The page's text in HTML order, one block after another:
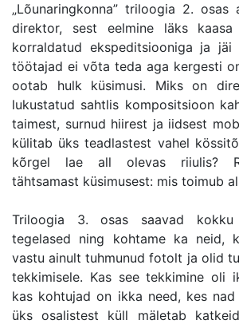
„Lõunaringkonna” triloogia 2. osas
direktor, sest eelmine läks
korraldatud ekspeditsiooniga ja jäi
töötajad ei võta teda aga kergesti
ootab hulk küsimusi. Miks on
lukustatud sahtlis kompositsioon
taimest, surnud hiirest ja iidsest
külitab üks teadlastest vahel
kõrgel lae all olevas riiulis?
tähtsamast küsimusest: mis toimub
Triloogia 3. osas saavad kokku
tegelased ning kohtame ka neid,
vastu ainult tuhmunud fotolt ja olid
tekkimisele. Kas see tekkimine oli
kas kohtujad on ikka need, kes
üks osalistest küll mäletab